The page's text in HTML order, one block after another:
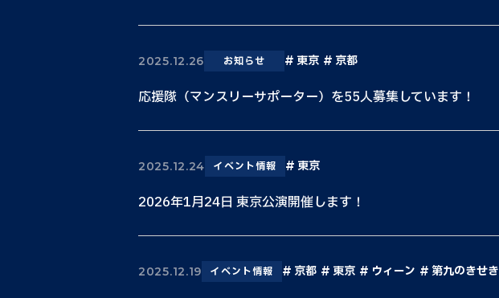
2025.12.26 お知らせ 東京 京都
応援隊（マンスリーサポーター）を55人募集しています！
2025.12.24 イベント情報 東京
2026年1月24日 東京公演開催します！
2025.12.19 イベント情報 京都 東京 ウィーン 第九のきせき